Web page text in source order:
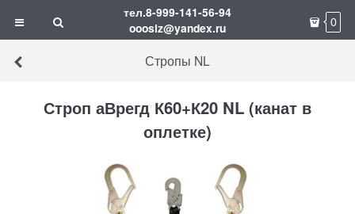
тел.8-999-141-56-94
ooosiz@yandex.ru
0
Стропы NL
Строп аВрегд К60+К20 NL (канат в
оплетке)